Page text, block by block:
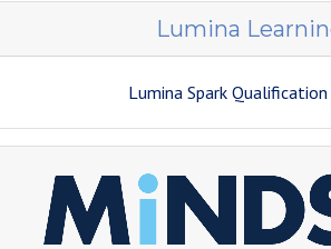
Lumina
Lumina Spark Qualification